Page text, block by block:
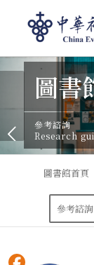
圖書館-參考
圖
參考諮詢
Research
圖書館首頁
參考諮詢